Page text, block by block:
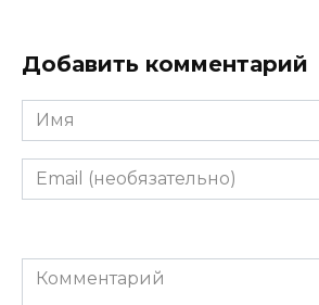
Добавить комментарий
Имя
Email
(необязательно)
Комментарий